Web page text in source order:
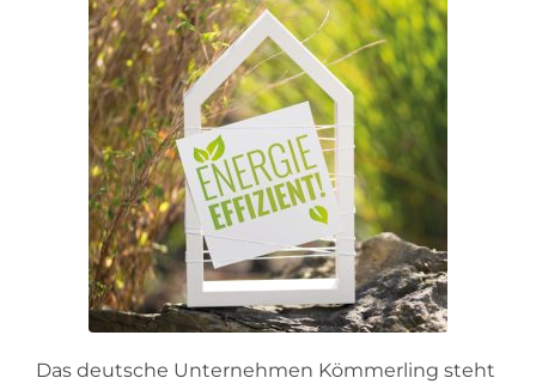
Das deutsche Unternehmen Kömmerling steht